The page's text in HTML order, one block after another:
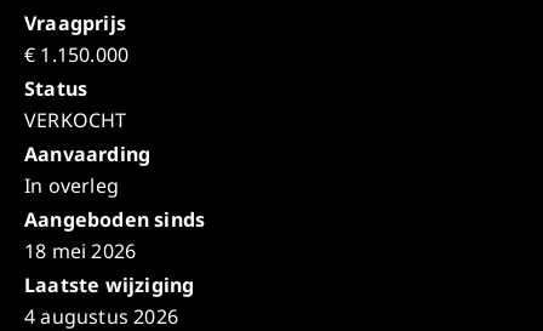
Vraagprijs
€ 1.150.000
Status
VERKOCHT
Aanvaarding
In overleg
Aangeboden sinds
18 mei 2026
Laatste wijziging
4 augustus 2026